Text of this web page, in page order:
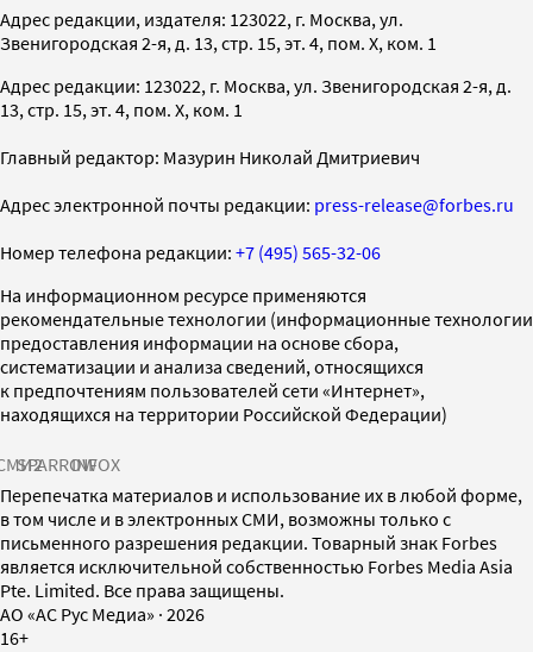
Адрес редакции, издателя: 123022, г. Москва, ул.
Звенигородская 2-я, д. 13, стр. 15, эт. 4, пом. X, ком. 1
Адрес редакции: 123022, г. Москва, ул. Звенигородская 2-я, д.
13, стр. 15, эт. 4, пом. X, ком. 1
Главный редактор: Мазурин Николай Дмитриевич
Адрес электронной почты редакции: press-release@forbes.ru
Номер телефона редакции: +7 (495) 565-32-06
На информационном ресурсе применяются
рекомендательные технологии (информационные технологии
предоставления информации на основе сбора,
систематизации и анализа сведений, относящихся
к предпочтениям пользователей сети «Интернет»,
находящихся на территории Российской Федерации)
SPARROWINFOX
Перепечатка материалов и использование их в любой форме,
в том числе и в электронных СМИ, возможны только с
письменного разрешения редакции. Товарный знак Forbes
является исключительной собственностью Forbes Media Asia
Pte. Limited. Все права защищены.
AO «АС Рус Медиа» · 2026
16+